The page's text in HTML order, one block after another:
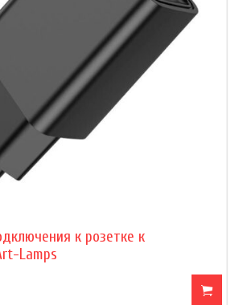
к розетке к
Lamps